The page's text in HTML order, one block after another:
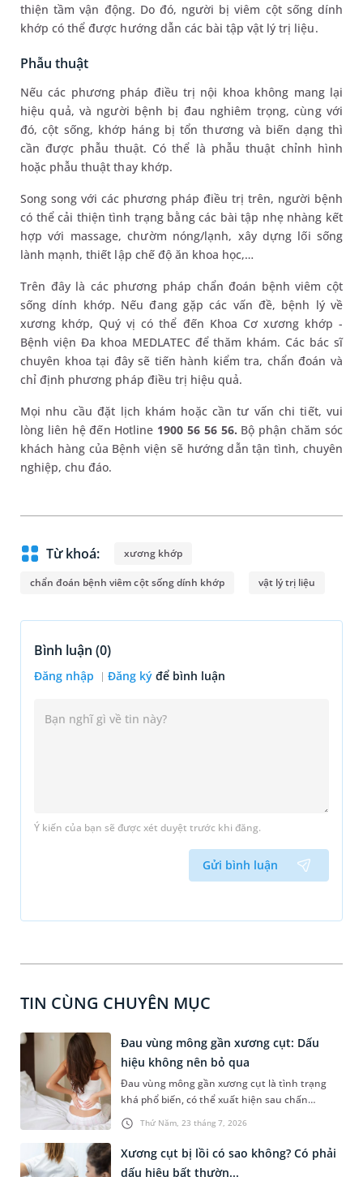
thiện tầm vận động. Do đó, người bị viêm cột sống dính
khớp có thể được hướng dẫn các bài tập vật lý trị liệu.
Phẫu thuật
Nếu các phương pháp điều trị nội khoa không mang lại
hiệu quả, và người bệnh bị đau nghiêm trọng, cùng với
đó, cột sống, khớp háng bị tổn thương và biến dạng thì
cần được phẫu thuật. Có thể là phẫu thuật chỉnh hình
hoặc phẫu thuật thay khớp.
Song song với các phương pháp điều trị trên, người bệnh
có thể cải thiện tình trạng bằng các bài tập nhẹ nhàng kết
hợp với massage, chườm nóng/lạnh, xây dựng lối sống
lành mạnh, thiết lập chế độ ăn khoa học,…
Trên đây là các phương pháp chẩn đoán bệnh viêm cột
sống dính khớp. Nếu đang gặp các vấn đề, bệnh lý về
xương khớp, Quý vị có thể đến Khoa Cơ xương khớp -
Bệnh viện Đa khoa MEDLATEC để thăm khám. Các bác sĩ
chuyên khoa tại đây sẽ tiến hành kiểm tra, chẩn đoán và
chỉ định phương pháp điều trị hiệu quả.
Mọi nhu cầu đặt lịch khám hoặc cần tư vấn chi tiết, vui
lòng liên hệ đến Hotline 1900 56 56 56. Bộ phận chăm sóc
khách hàng của Bệnh viện sẽ hướng dẫn tận tình, chuyên
nghiệp, chu đáo.
Từ khoá: xương khớp
chẩn đoán bệnh viêm cột sống dính khớp vật lý trị liệu
Bình luận (0)
Đăng nhập Đăng ký để bình luận
Ý kiến của bạn sẽ được xét duyệt trước khi đăng.
Gửi bình luận
TIN CÙNG CHUYÊN MỤC
Thứ Năm, 23 tháng 7, 2026
Đau vùng mông gần xương cụt: Dấu
hiệu không nên bỏ qua
Đau vùng mông gần xương cụt là tình trạng
khá phổ biến, có thể xuất hiện sau chấn
thương, ngồi lâu hoặc liên quan đến các bệnh
lý cơ xương khớp và thần kinh. Cơn đau không
chỉ gây khó chịu khi vận động khi ngồi hoặc
đứng lên mà còn ảnh hưởng đáng kể đến sinh
Xương cụt bị lồi có sao không? Có phải
dấu hiệu bất thườn...